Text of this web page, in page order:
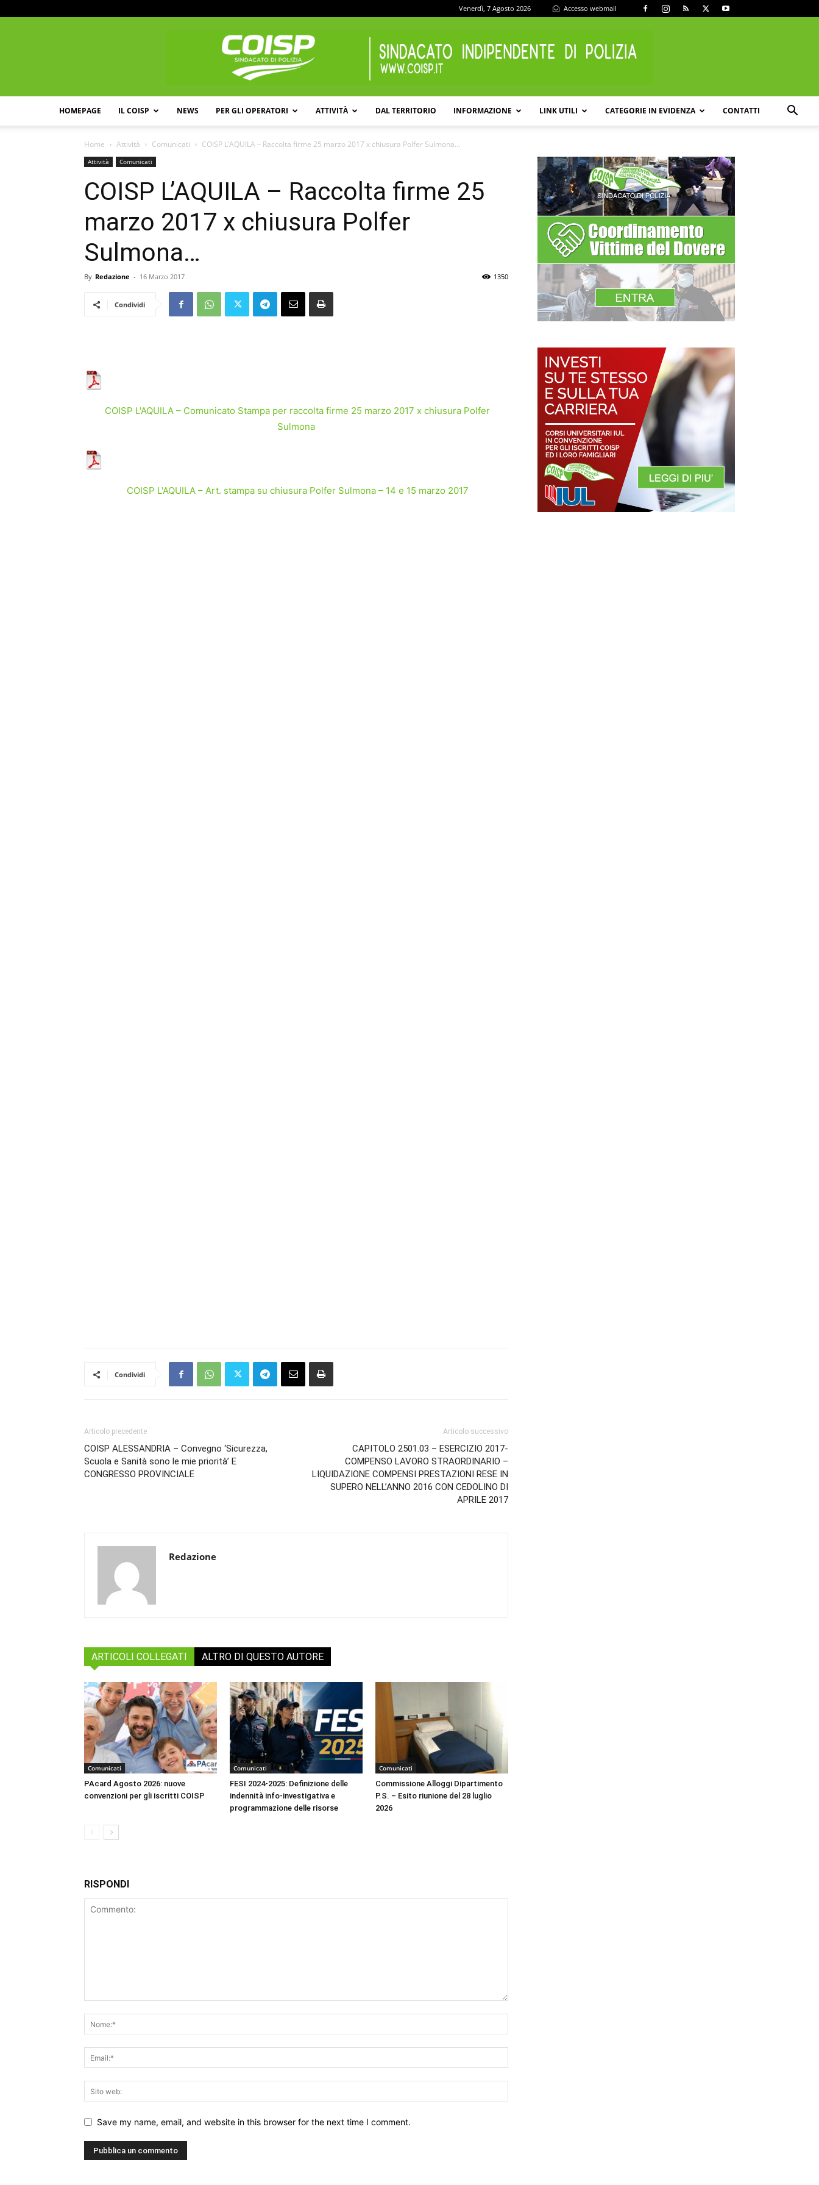
Venerdì, 7 Agosto 2026 Accesso webmail
HOMEPAGE IL COISP NEWS PER GLI OPERATORI ATTIVITÀ DAL TERRITORIO INFORMAZIONE LINK UTILI CATEGORIE IN EVIDENZA CONTATTI
Home Attività Comunicati COISP L’AQUILA – Raccolta firme 25 marzo 2017 x chiusura Polfer Sulmona…
Attività Comunicati
COISP L’AQUILA – Raccolta firme 25
marzo 2017 x chiusura Polfer
Sulmona…
By Redazione - 16 Marzo 2017 1350
Condividi
COISP L'AQUILA – Comunicato Stampa per raccolta firme 25 marzo 2017 x chiusura Polfer
Sulmona
COISP L'AQUILA – Art. stampa su chiusura Polfer Sulmona – 14 e 15 marzo 2017
Condividi
Articolo precedente
COISP ALESSANDRIA – Convegno ‘Sicurezza,
Scuola e Sanità sono le mie priorità’ E
CONGRESSO PROVINCIALE
Articolo successivo
CAPITOLO 2501.03 – ESERCIZIO 2017-
COMPENSO LAVORO STRAORDINARIO –
LIQUIDAZIONE COMPENSI PRESTAZIONI RESE IN
SUPERO NELL’ANNO 2016 CON CEDOLINO DI
APRILE 2017
Redazione
ARTICOLI COLLEGATI ALTRO DI QUESTO AUTORE
Comunicati
PAcard Agosto 2026: nuove
convenzioni per gli iscritti COISP
Comunicati
FESI 2024-2025: Definizione delle
indennità info-investigativa e
programmazione delle risorse
Comunicati
Commissione Alloggi Dipartimento
P.S. – Esito riunione del 28 luglio
2026
RISPONDI
Save my name, email, and website in this browser for the next time I comment.